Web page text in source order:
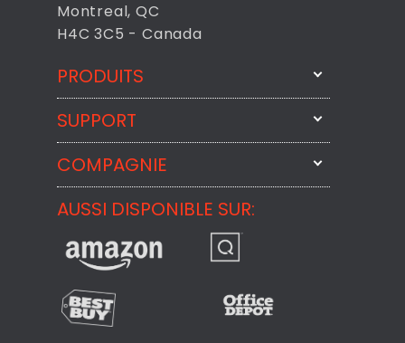
Montreal, QC
H4C 3C5 - Canada
PRODUITS
FixMeStick
BackMeUp
CheckMeMessage
SUPPORT
Contactez-nous par courriel
COMPAGNIE
À propos
Contact
Commentaires des Clients
AUSSI DISPONIBLE SUR: